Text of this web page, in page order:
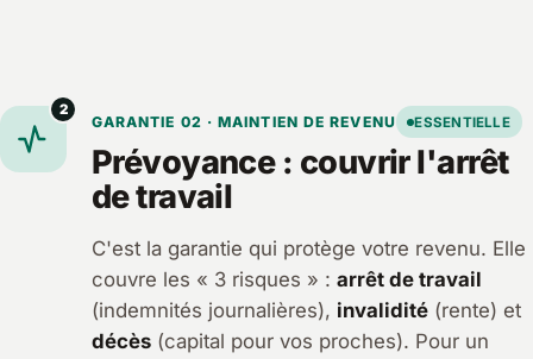
2
GARANTIE 02 · MAINTIEN DE REVENU ESSENTIELLE
Prévoyance : couvrir l'arrêt
de travail
C'est la garantie qui protège votre revenu. Elle
couvre les « 3 risques » : arrêt de travail
(indemnités journalières), invalidité(rente) et
décès(capital pour vos proches). Pour un